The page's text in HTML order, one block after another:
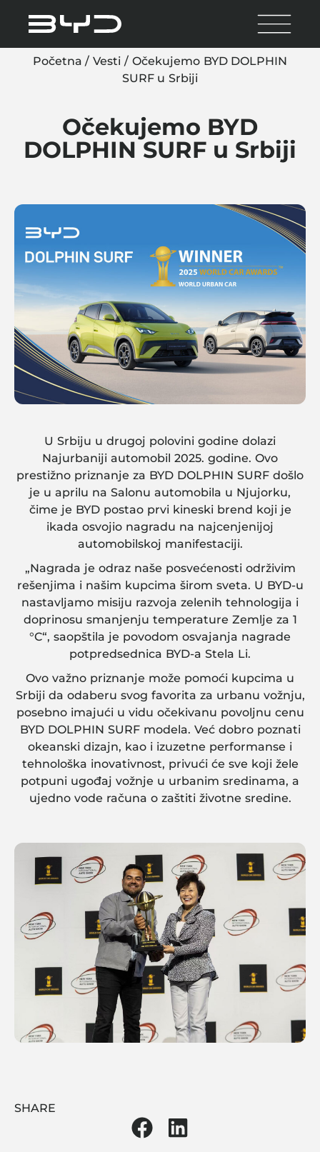
Početna /Vesti / Očekujemo BYD DOLPHIN
SURF u Srbiji
Očekujemo BYD
DOLPHIN SURF u Srbiji
U Srbiju u drugoj polovini godine dolazi
Najurbaniji automobil 2025. godine. Ovo
prestižno priznanje za BYD DOLPHIN SURF došlo
je u aprilu na Salonu automobila u Njujorku,
čime je BYD postao prvi kineski brend koji je
ikada osvojio nagradu na najcenjenijoj
automobilskoj manifestaciji.
„Nagrada je odraz naše posvećenosti održivim
rešenjima i našim kupcima širom sveta. U BYD-u
nastavljamo misiju razvoja zelenih tehnologija i
doprinosu smanjenju temperature Zemlje za 1
°C“, saopštila je povodom osvajanja nagrade
potpredsednica BYD-a Stela Li.
Ovo važno priznanje može pomoći kupcima u
Srbiji da odaberu svog favorita za urbanu vožnju,
posebno imajući u vidu očekivanu povoljnu cenu
BYD DOLPHIN SURF modela. Već dobro poznati
okeanski dizajn, kao i izuzetne performanse i
tehnološka inovativnost, privući će sve koji žele
potpuni ugođaj vožnje u urbanim sredinama, a
ujedno vode računa o zaštiti životne sredine.
SHARE